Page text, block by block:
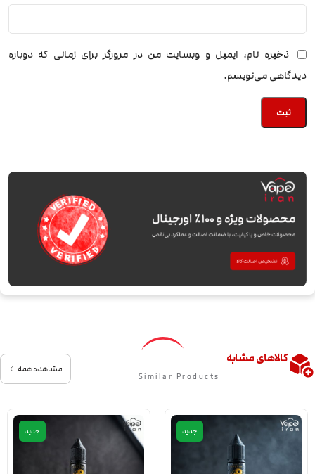
ذخیره نام، ایمیل و وبسایت من در مرورگر برای زمانی که دوباره
دیدگاهی می‌نویسم.
کالاهای مشابه
Similar Products
مشاهده همه
جدید جدید